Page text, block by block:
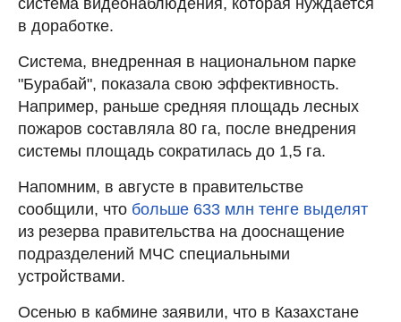
в доработке.
Система, внедренная в национальном парке
"Бурабай", показала свою эффективность.
Например, раньше средняя площадь лесных
пожаров составляла 80 га, после внедрения
системы площадь сократилась до 1,5 га.
Напомним, в августе в правительстве
сообщили, что больше 633 млн тенге выделят
из резерва правительства на дооснащение
подразделений МЧС специальными
устройствами.
Осенью в кабмине заявили, что в Казахстане